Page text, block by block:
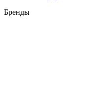
Бренды